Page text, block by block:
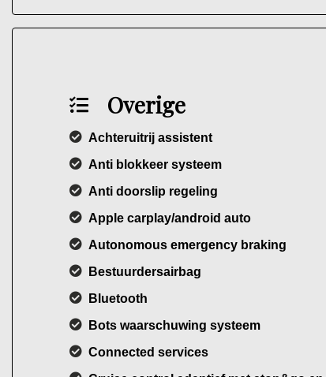
Overige
Achteruitrij assistent
Anti blokkeer systeem
Anti doorslip regeling
Apple carplay/android auto
Autonomous emergency braking
Bestuurdersairbag
Bluetooth
Bots waarschuwing systeem
Connected services